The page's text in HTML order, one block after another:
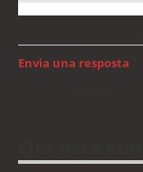
Envia una resposta